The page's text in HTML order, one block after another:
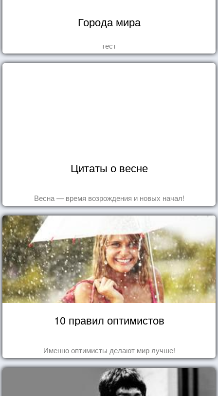
Города мира
тест
Цитаты о весне
Весна — время возрождения и новых начал!
10 правил оптимистов
Именно оптимисты делают мир лучше!